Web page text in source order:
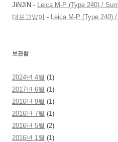
JiNJiN - Leica M-P (Type 240) /
대포고양이 - Leica M-P (Type 240)
보관함
2024년 4월 (1)
2017년 6월 (1)
2016년 9월 (1)
2016년 7월 (1)
2016년 5월 (2)
2016년 1월 (1)